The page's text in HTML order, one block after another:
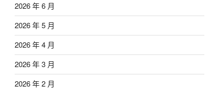
2026 年 6 月
2026 年 5 月
2026 年 4 月
2026 年 3 月
2026 年 2 月